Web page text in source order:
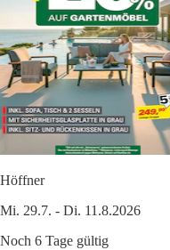
Höffner
Mi. 29.7. - Di. 11.8.2026
Noch 6 Tage gültig